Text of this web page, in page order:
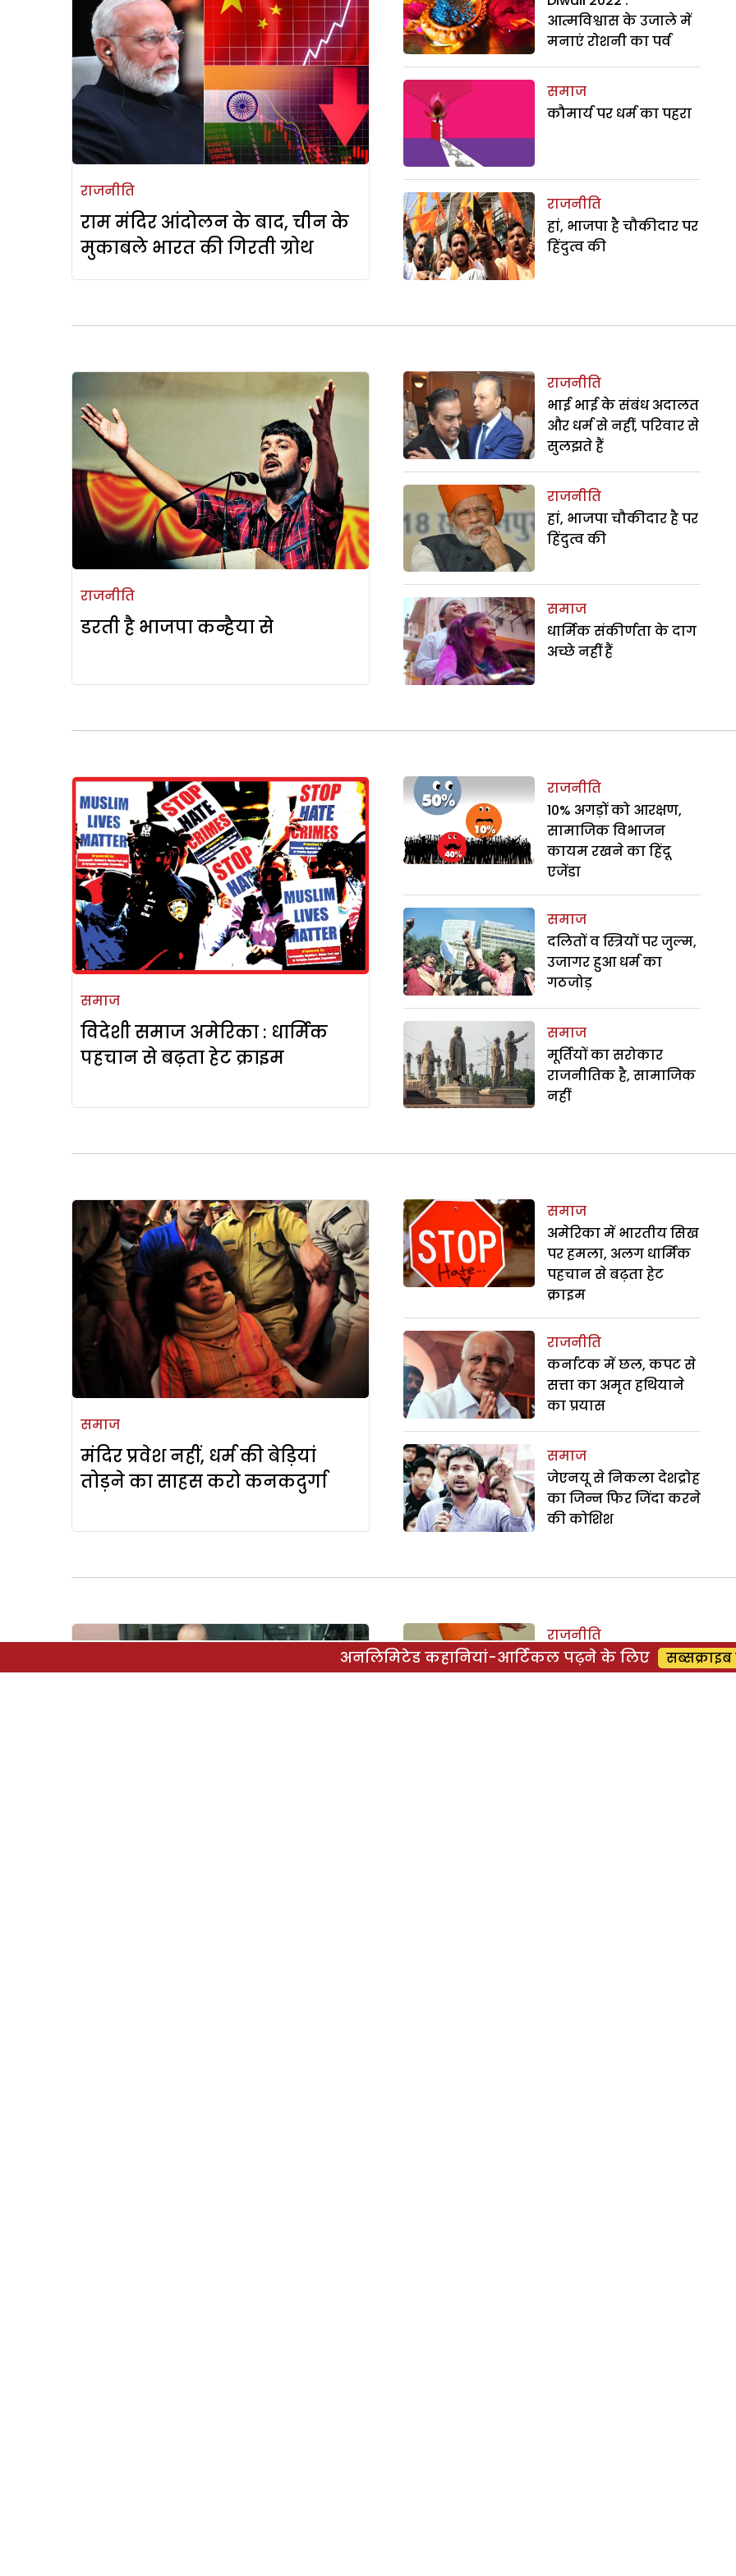
राजनीति
राम मंदिर आंदोलन के बाद, चीन के
मुकाबले भारत की गिरती ग्रोथ
आत्मविश्वास के उजाले में
मनाएं रोशनी का पर्व
समाज
कौमार्य पर धर्म का पहरा
राजनीति
हां, भाजपा है चौकीदार पर
हिंदुत्व की
राजनीति
डरती है भाजपा कन्हैया से
राजनीति
भाई भाई के संबंध अदालत
और धर्म से नहीं, परिवार से
सुलझते हैं
राजनीति
हां, भाजपा चौकीदार है पर
हिंदुत्व की
समाज
धार्मिक संकीर्णता के दाग
अच्छे नहीं हैं
समाज
विदेशी समाज अमेरिका : धार्मिक
पहचान से बढ़ता हेट क्राइम
राजनीति
10% अगड़ों को आरक्षण,
सामाजिक विभाजन
कायम रखने का हिंदू
एजेंडा
समाज
दलितों व स्त्रियों पर जुल्म,
उजागर हुआ धर्म का
गठजोड़
समाज
मूर्तियों का सरोकार
राजनीतिक है, सामाजिक
नहीं
समाज
मंदिर प्रवेश नहीं, धर्म की बेड़ियां
तोड़ने का साहस करो कनकदुर्गा
समाज
अमेरिका में भारतीय सिख
पर हमला, अलग धार्मिक
पहचान से बढ़ता हेट
क्राइम
राजनीति
कर्नाटक में छल, कपट से
सत्ता का अमृत हथियाने
का प्रयास
समाज
जेएनयू से निकला देशद्रोह
का जिन्न फिर जिंदा करने
की कोशिश
राजनीति
सवर्णों को आरक्षण का
लौलीपोप
अनलिमिटेड कहानियां-आर्टिकल पढ़ने के लिए